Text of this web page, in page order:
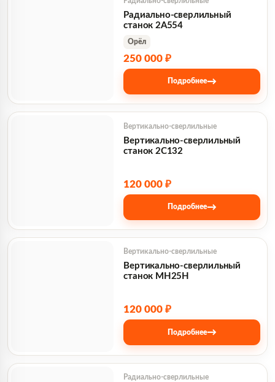
Радиально-сверлильный
станок 2А554
250 000 ₽
Орёл
Подробнее→
Вертикально-сверлильный
станок 2С132
Вертикально-сверлильные
120 000 ₽
Подробнее→
Вертикально-сверлильный
станок МН25Н
Вертикально-сверлильные
120 000 ₽
Подробнее→
Радиально-сверлильные